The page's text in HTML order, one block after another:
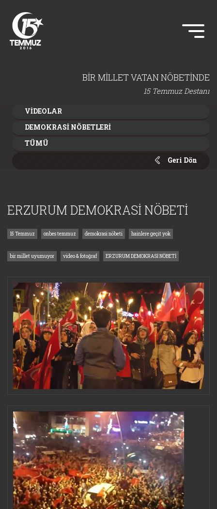
BİR MİLLET VATAN NÖBETİNDE
15 Temmuz Destanı
VİDEOLAR
DEMOKRASİ NÖBETLERİ
TÜMÜ
Geri Dön
ERZURUM DEMOKRASİ NÖBETİ
15 Temmuz onbes temmuz demokrasi nöbeti hainlere geçit yok
bir millet uyumuyor video & fotoğraf ERZURUM DEMOKRASİ NÖBETİ